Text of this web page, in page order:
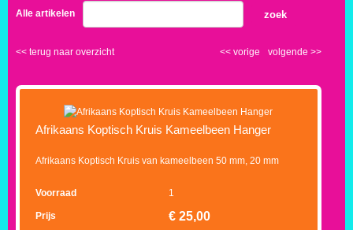
Alle artikelen zoek
<< terug naar overzicht volgende >>
<< vorige
Afrikaans Koptisch Kruis Kameelbeen Hanger
Afrikaans Koptisch Kruis van kameelbeen 50 mm, 20 mm
Voorraad 1
Prijs € 25,00